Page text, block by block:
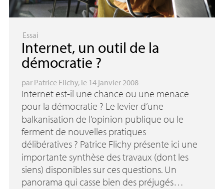
Essai
Internet, un outil de la
démocratie ?
par Patrice Flichy, le 14 janvier 2008
Internet est-il une chance ou une menace
pour la démocratie ? Le levier d’une
balkanisation de l’opinion publique ou le
ferment de nouvelles pratiques
délibératives ? Patrice Flichy présente ici une
importante synthèse des travaux (dont les
siens) disponibles sur ces questions. Un
panorama qui casse bien des préjugés…